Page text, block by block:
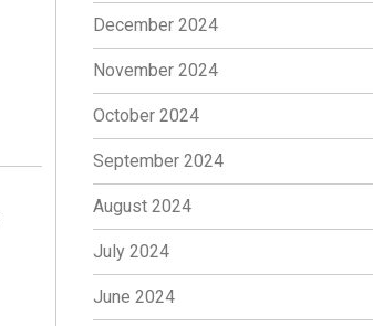
December 2024
November 2024
October 2024
September 2024
August 2024
July 2024
June 2024